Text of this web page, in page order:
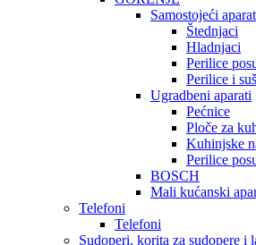
Samostojeći
Štednjaci
Hladnjaci
Perilice
Perilice i
Ugradbeni aparati
Pećnice
Ploče za
Kuhinjske
Perilice
BOSCH
Mali kućanski
Telefoni
Telefoni
Sudoperi, korita za sudopere i